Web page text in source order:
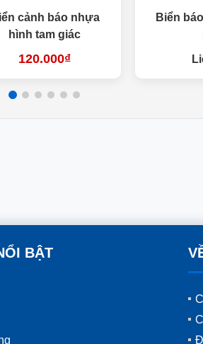
cảnh báo nhựa
hình tam giác
120.000₫
Biển
BẬT